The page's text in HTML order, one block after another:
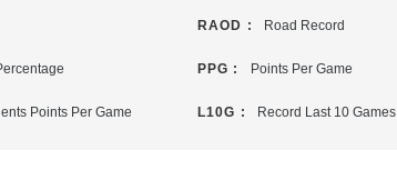
RAOD : Road Record
PPG : Points Per Game
Points Per Game L10G : Record Last 10 Games